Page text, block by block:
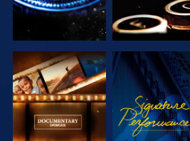
VERKEN DE
SERIE
KIJK